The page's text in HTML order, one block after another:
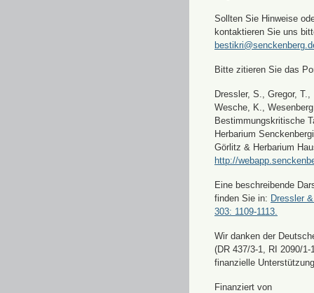
Sollten Sie Hinweise
kontaktieren Sie uns
Bitte zitieren Sie das
Dressler, S., Gregor,
Wesche, K.,
Bestimmungskritische
Herbarium
Görlitz & Herbarium
http://
Eine beschreibende
finden Sie in: Dressler
303: 1109-1113.
Wir danken der
(DR 437/3-1, RI 2090/
finanzielle
Finanziert von